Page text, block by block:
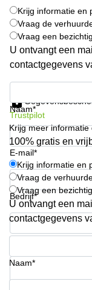
space
Breda
Coworking
Arnhem
Coworking
space
Hilversum
Coworking
space
Zwolle
Coworking
Haarlem
Kantoor
Huren
Hengelo
Krijg informatie en
Vraag de
Vraag een
U ontvangt een
contactgegevens
Naam*
E-mail*
Bedrijf*
Telefoonnummer*
Trustpilot
Krijg meer
100% gratis en
Krijg informatie en
Vraag de
Vraag een
U ontvangt een
contactgegevens
Naam*